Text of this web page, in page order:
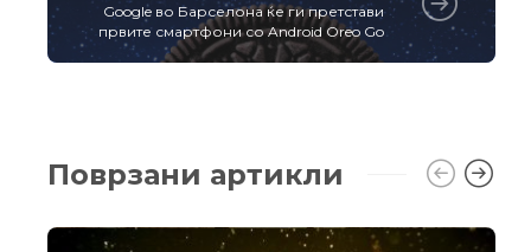
Google во Барселона ќе ги претстави
првите смартфони со Android Oreo Go
Поврзани артикли